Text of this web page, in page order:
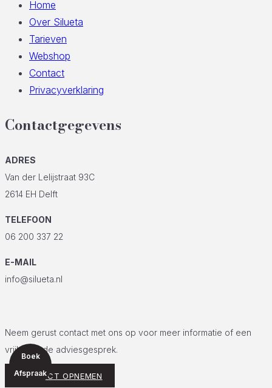
Home
Over Silueta
Tarieven
Webshop
Contact
Privacyverklaring
Contactgegevens
ADRES
Van der Lelijstraat 93C
2614 EH Delft
TELEFOON
06 200 337 22
E-MAIL
info@silueta.nl
Neem gerust contact met ons op voor meer informatie of een
vrijblijvende adviesgesprek.
CONTACT OPNEMEN
Boek
Afspraak